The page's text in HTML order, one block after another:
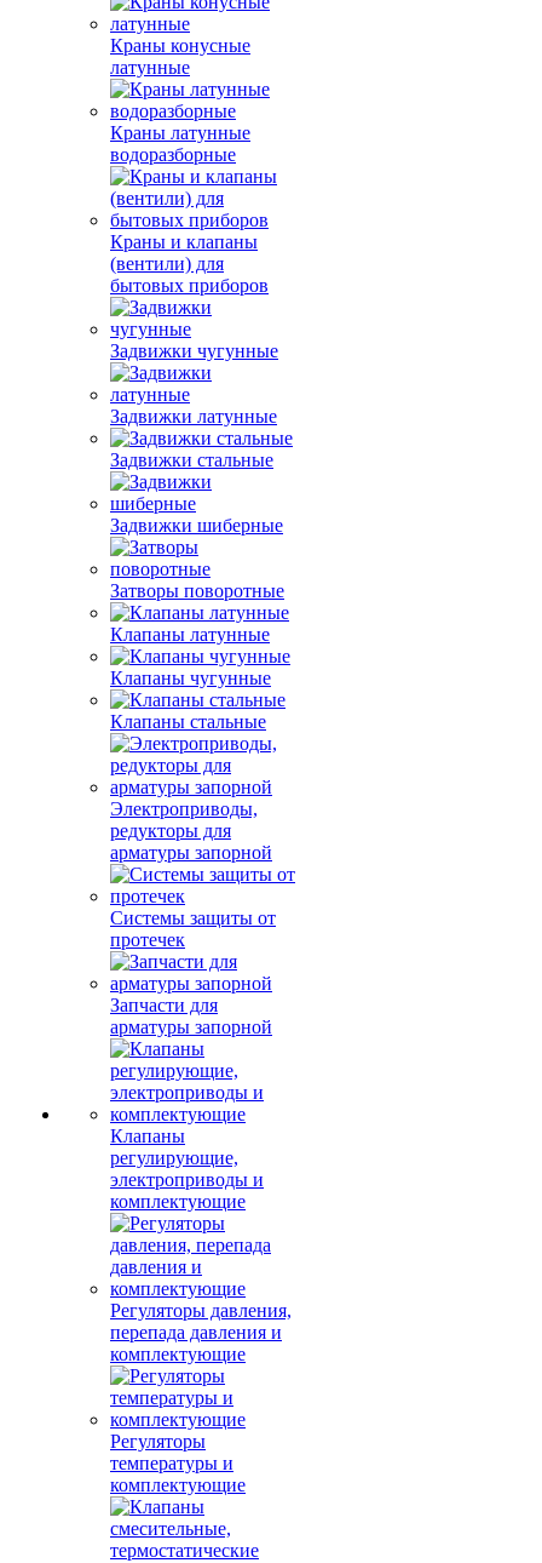
Краны конусные
латунные
Краны латунные
водоразборные
Краны и клапаны
(вентили) для
бытовых приборов
Задвижки чугунные
Задвижки латунные
Задвижки стальные
Задвижки шиберные
Затворы поворотные
Клапаны латунные
Клапаны чугунные
Клапаны стальные
Электроприводы,
редукторы для
арматуры запорной
Системы защиты от
протечек
Запчасти для
арматуры запорной
Клапаны
регулирующие,
электроприводы и
комплектующие
Регуляторы давления,
перепада давления и
комплектующие
Регуляторы
температуры и
комплектующие